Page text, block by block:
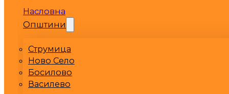
Насловна
Општини
Струмица
Ново Село
Босилово
Василево